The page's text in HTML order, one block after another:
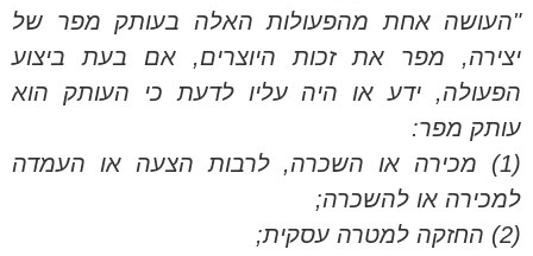
"העושה אחת מהפעולות האלה בעותק מפר של
יצירה, מפר את זכות היוצרים, אם בעת ביצוע
הפעולה, ידע או היה עליו לדעת כי העותק הוא
עותק מפר:
(1) מכירה או השכרה, לרבות הצעה או העמדה
למכירה או להשכרה;
(2) החזקה למטרה עסקית;